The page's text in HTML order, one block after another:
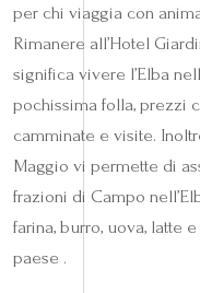
per chi viaggia con
Rimanere all’Hotel
significa vivere l’Elba
pochissima folla, prezzi
camminate e visite.
Maggio vi permette di
frazioni di Campo
farina, burro, uova, latte
paese .